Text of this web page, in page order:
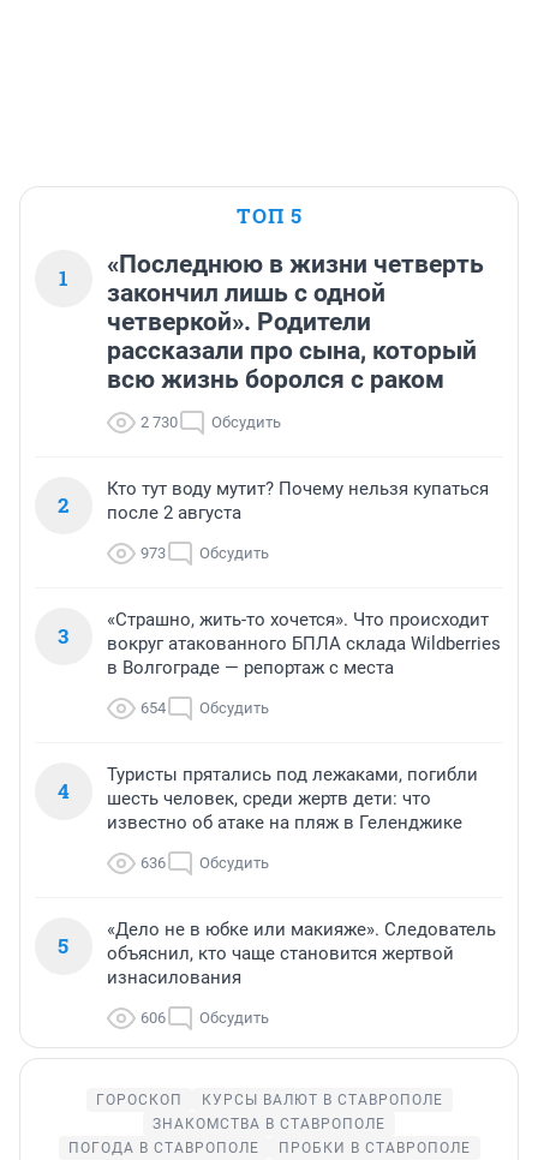
ТОП 5
1
«Последнюю в жизни четверть
закончил лишь с одной
четверкой». Родители
рассказали про сына, который
всю жизнь боролся с раком
2 730 Обсудить
2
Кто тут воду мутит? Почему нельзя купаться
после 2 августа
973 Обсудить
3
«Страшно, жить-то хочется». Что происходит
вокруг атакованного БПЛА склада Wildberries
в Волгограде — репортаж с места
654 Обсудить
4
Туристы прятались под лежаками, погибли
шесть человек, среди жертв дети: что
известно об атаке на пляж в Геленджике
636 Обсудить
5
«Дело не в юбке или макияже». Следователь
объяснил, кто чаще становится жертвой
изнасилования
606 Обсудить
ГОРОСКОП
КУРСЫ ВАЛЮТ В СТАВРОПОЛЕ
ЗНАКОМСТВА В СТАВРОПОЛЕ
ПОГОДА В СТАВРОПОЛЕ
ПРОБКИ В СТАВРОПОЛЕ